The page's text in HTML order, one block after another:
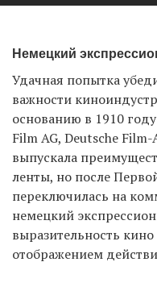
Немецкий
Удачная попытка
важности
основанию в 1910
Film AG, Deutsche
выпускала
ленты, но после
переключилась на
немецкий
выразительность
отображением